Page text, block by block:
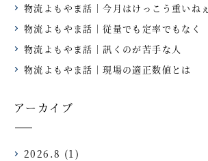
物流よもやま話｜今月はけっこう重いねぇ
物流よもやま話｜従量でも定率でもなく
物流よもやま話｜訊くのが苦手な人
物流よもやま話｜現場の適正数値とは
アーカイブ
2026.8 (1)